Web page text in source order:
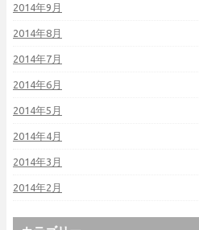
2014年9月
2014年8月
2014年7月
2014年6月
2014年5月
2014年4月
2014年3月
2014年2月